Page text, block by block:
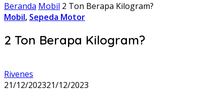
Beranda Mobil 2 Ton Berapa Kilogram?
Mobil, Sepeda Motor
2 Ton Berapa Kilogram?
Rivenes
21/12/202321/12/2023